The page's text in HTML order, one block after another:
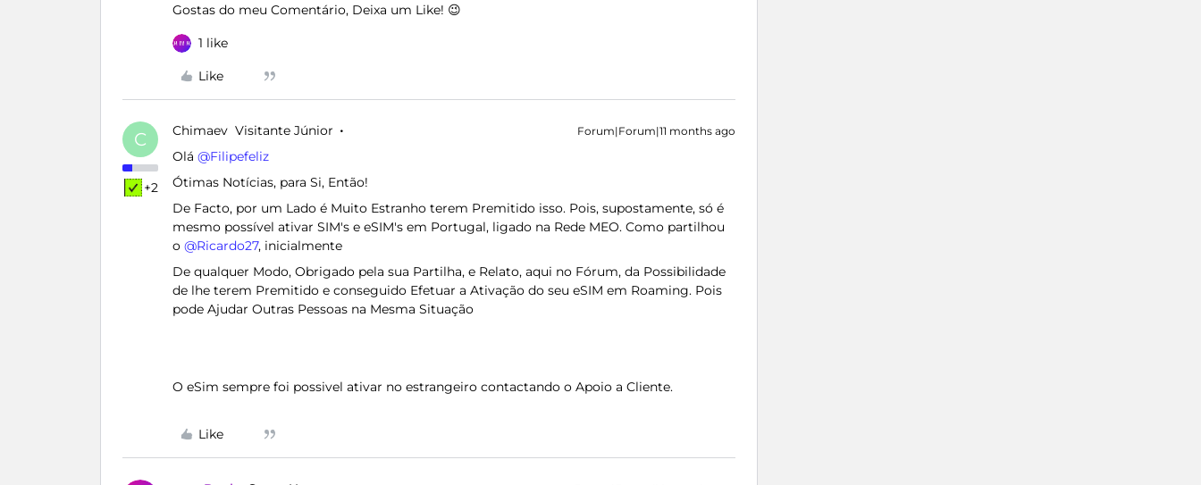
Gostas do meu Comentário, Deixa um Like! 😉
1 like
Like
C
+2
Chimaev Visitante Júnior Forum|Forum|11 months ago
Olá ​ @Filipefeliz
Ótimas Notícias, para Si, Então!
De Facto, por um Lado é Muito Estranho terem Premitido isso. Pois, supostamente, só é
mesmo possível ativar SIM's e eSIM's em Portugal, ligado na Rede MEO. Como partilhou
o ​ @Ricardo27, inicialmente
De qualquer Modo, Obrigado pela sua Partilha, e Relato, aqui no Fórum, da Possibilidade
de lhe terem Premitido e conseguido Efetuar a Ativação do seu eSIM em Roaming. Pois
pode Ajudar Outras Pessoas na Mesma Situação
O eSim sempre foi possivel ativar no estrangeiro contactando o Apoio a Cliente.
Like